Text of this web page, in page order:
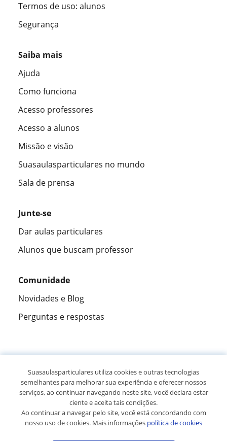
Termos de uso: alunos
Segurança
Saiba mais
Ajuda
Como funciona
Acesso professores
Acesso a alunos
Missão e visão
Suasaulasparticulares no mundo
Sala de prensa
Junte-se
Dar aulas particulares
Alunos que buscam professor
Comunidade
Novidades e Blog
Perguntas e respostas
305915opiniões de alunos
© 2007 - 2026 Suas aulas particulares
Suasaulasparticulares utiliza cookies e outras tecnologias
semelhantes para melhorar sua experiência e oferecer nossos
serviços, ao continuar navegando neste site, você declara estar
ciente e aceita tais condições.
Ao continuar a navegar pelo site, você está concordando com
nosso uso de cookies. Mais informações política de cookies